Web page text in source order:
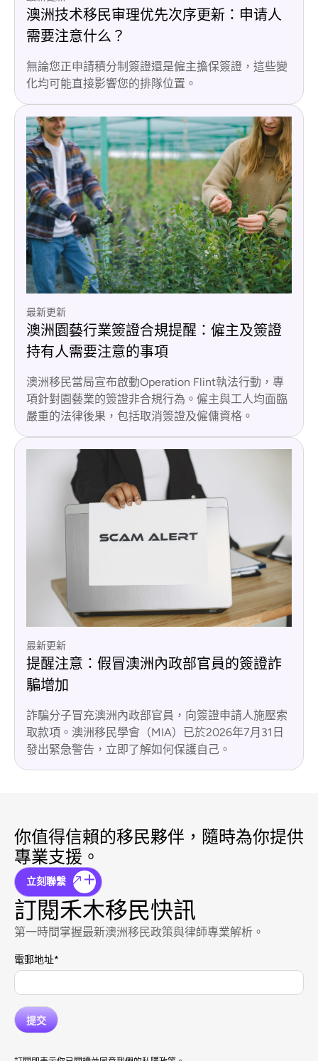
澳洲技术移民审理优先次序更新：申请人
需要注意什么？
無論您正申請積分制簽證還是僱主擔保簽證，這些變
化均可能直接影響您的排隊位置。
最新更新
澳洲園藝行業簽證合規提醒：僱主及簽證
持有人需要注意的事項
澳洲移民當局宣布啟動Operation Flint執法行動，專
項針對園藝業的簽證非合規行為。僱主與工人均面臨
嚴重的法律後果，包括取消簽證及僱傭資格。
最新更新
提醒注意：假冒澳洲內政部官員的簽證詐
騙增加
詐騙分子冒充澳洲內政部官員，向簽證申請人施壓索
取款項。澳洲移民學會（MIA）已於2026年7月31日
發出緊急警告，立即了解如何保護自己。
你值得信賴的移民夥伴，隨時為你提供
專業支援。
立刻聯繫
訂閱禾木移民快訊
第一時間掌握最新澳洲移民政策與律師專業解析。
電郵地址*